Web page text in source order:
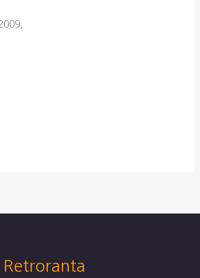
Retroranta